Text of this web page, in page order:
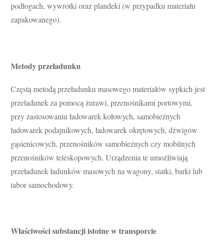
podłogach, wywrotki oraz plandeki (w przypadku materiału
zapakowanego).
Metody przeładunku
Częstą metodą przeładunku masowego materiałów sypkich jest
przeładunek za pomocą żurawi, przenośnikami portowymi,
przy zastosowaniu ładowarek kołowych, samobieżnych
ładowarek podajnikowych, ładowarek okrętowych, dźwigów
gąsienicowych, przenośników samobieżnych czy mobilnych
przenośników teleskopowych. Urządzenia te umożliwiają
przeładunek ładunków masowych na wagony, statki, barki lub
tabor samochodowy.
Właściwości substancji istotne w transporcie